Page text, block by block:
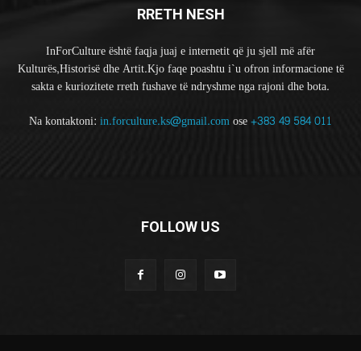
RRETH NESH
InForCulture është faqja juaj e internetit që ju sjell më afër
Kulturës,Historisë dhe Artit.Kjo faqe poashtu i`u ofron informacione të
sakta e kuriozitete rreth fushave të ndryshme nga rajoni dhe bota.
Na kontaktoni: in.forculture.ks@gmail.comose+383 49 584 011
FOLLOW US